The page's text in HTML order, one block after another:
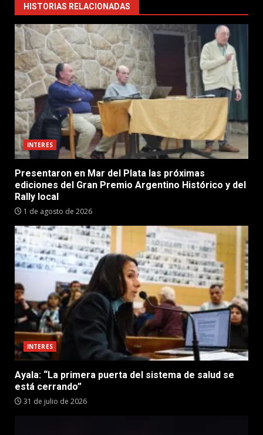
HISTORIAS RELACIONADAS
INTERES
Presentaron en Mar del Plata las próximas
ediciones del Gran Premio Argentino Histórico y del
Rally local
1 de agosto de 2026
INTERES
Ayala: “La primera puerta del sistema de salud se
está cerrando”
31 de julio de 2026